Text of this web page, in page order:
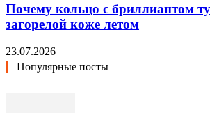
Почему кольцо с бриллиантом
загорелой коже летом
23.07.2026
Популярные посты